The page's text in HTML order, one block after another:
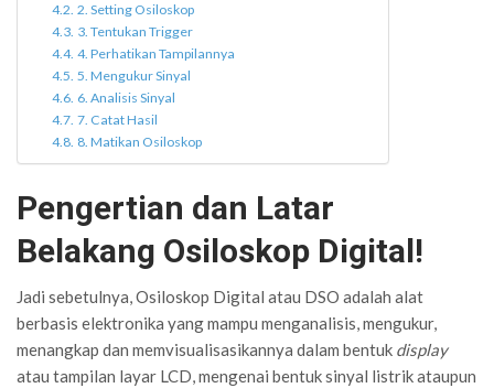
2. Setting Osiloskop
3. Tentukan Trigger
4. Perhatikan Tampilannya
5. Mengukur Sinyal
6. Analisis Sinyal
7. Catat Hasil
8. Matikan Osiloskop
Pengertian dan Latar
Belakang Osiloskop Digital!
Jadi sebetulnya, Osiloskop Digital atau DSO adalah alat
berbasis elektronika yang mampu menganalisis, mengukur,
menangkap dan memvisualisasikannya dalam bentuk display
atau tampilan layar LCD, mengenai bentuk sinyal listrik ataupun